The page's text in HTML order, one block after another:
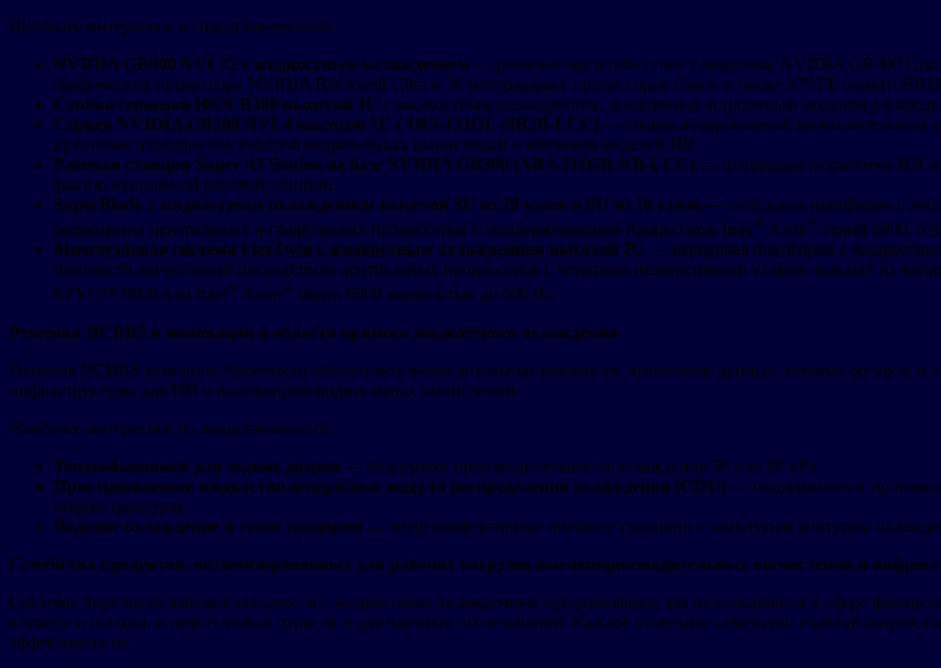
Наиболее интересное из представленного:
NVIDIA GB300 NVL72 с жидкостным охлаждением — решение масштаба стоек с модулями NVIDIA GB300
графических процессора NVIDIA Blackwell Ultra и 36 центральных процессоров Grace, а также 279 ГБ памяти
Стойка серверов HGX B300 высотой 4U с жидкостным охлаждением, оснащенная встроенным модулем
Сервер NVIDIA GB200 NVL4 высотой 1U (ARS-121GL-NB2B-LCC) — специализированный вычислительный
крупномасштабных высокопроизводительных вычислений и обучения моделей ИИ.
Рабочая станция Super AI Station на базе NVIDIA GB300 (ARS-511GD-NB-LCC) — платформа разработки ИИ и
фактор настольной рабочей станции.
SuperBlade с жидкостным охлаждением высотой 8U из 20 узлов и 6U из 10 узлов — передовая платформа с
размещения центральных и графических процессоров и поддерживающая процессоры Intel® Xeon® серий 6900,
Многоузловая система FlexTwin с жидкостным охлаждением высотой 2U — передовая платформа с
плотности вычислений посредством центральных процессоров с четырьмя независимыми узлами, каждый из
EPYC™ 9005 или Intel® Xeon® серии 6900 мощностью до 500 Вт.
Решения DCBBS и инновации в области прямого жидкостного охлаждения
Решения DCBBS компании Supermicro объединяют вычислительные мощности, хранилище данных, сетевые ресурсы и
инфраструктуры для ИИ и высокопроизводительных вычислений.
Наиболее интересное из представленного:
Теплообменники для задних дверей — поддержка производительности охлаждения 50 или 80 кВт
Пристраиваемые жидкостно-воздушные модули распределения охлаждения (CDU) — поддерживают
инфраструктуры.
Водяное охлаждение и сухие градирни — энергоэффективные внешние градирни с замкнутым контуром
Семейства продуктов, оптимизированных для рабочих нагрузок высокопроизводительных вычислений и
Системы Supermicro высокой плотности с жидкостным охлаждением предназначены для использования в сфере
климата и погоды, в нефтегазовой отрасли и для научных исследований. Каждое отдельное семейство изделий
эффективности.